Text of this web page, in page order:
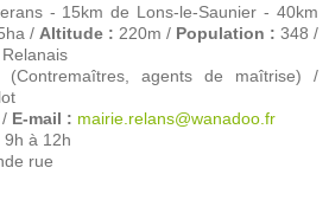
- 15km de Lons-le-Saunier - 40km
/ Altitude : 220m / Population : 348 /
(Contremaîtres, agents de maîtrise) /
E-mail : mairie.relans@wanadoo.fr
9h à 12h
rue